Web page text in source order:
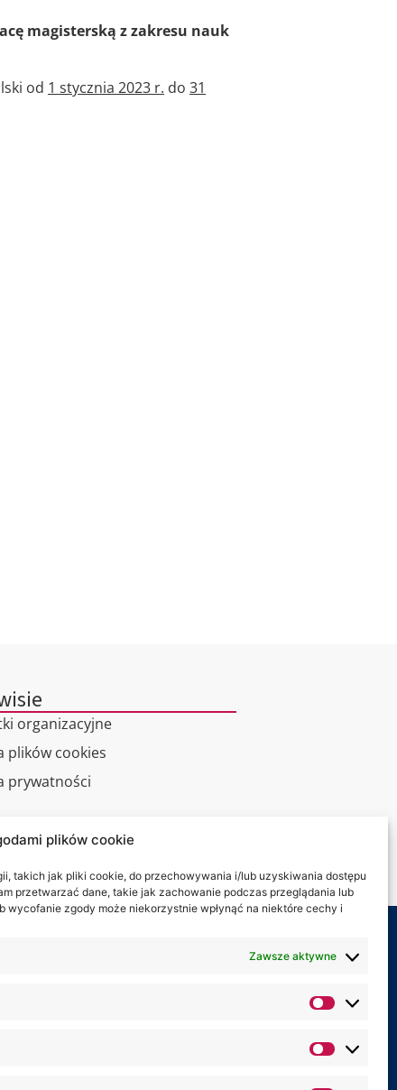
plików cookie
takich jak pliki cookie, do przechowywania i/lub uzyskiwania dostępu
przetwarzać dane, takie jak zachowanie podczas przeglądania lub
zgody może niekorzystnie wpłynąć na niektóre cechy i
Zawsze aktywne
magisterską z zakresu nauk
od 1 stycznia 2023 r. do 31
organizacyjne
plików cookies
prywatności
spacer